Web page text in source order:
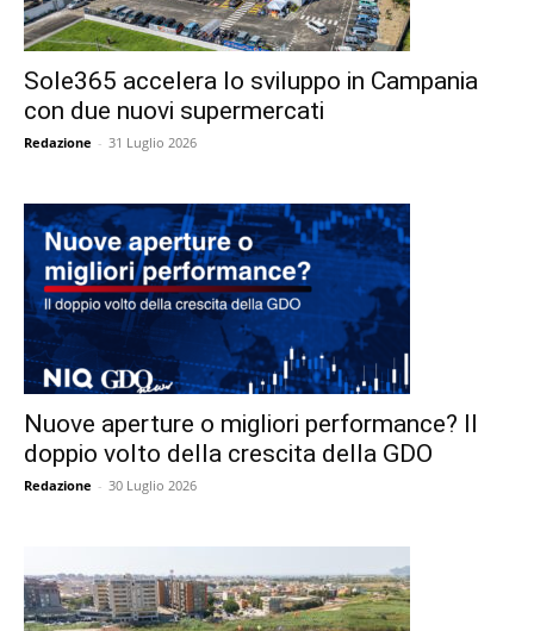
Sole365 accelera lo sviluppo in Campania
con due nuovi supermercati
Redazione - 31 Luglio 2026
Nuove aperture o migliori performance? Il
doppio volto della crescita della GDO
Redazione - 30 Luglio 2026